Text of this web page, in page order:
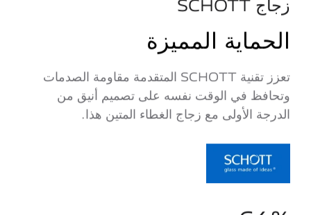
الحماية المميزة
تعزز تقنية SCHOTT المتقدمة مقاومة الصدمات
وتحافظ في الوقت نفسه على تصميم أنيق من
الدرجة الأولى مع زجاج الغطاء المتين هذا.